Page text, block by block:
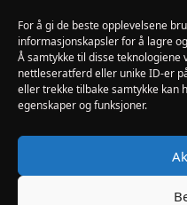
For å gi de beste opplevelsene
informasjonskapsler for å lagre
Å samtykke til disse
nettleseratferd eller unike ID-er
eller trekke tilbake samtykke kan
egenskaper og funksjoner.
MANDAG-
PÅSKEAFTEN OG